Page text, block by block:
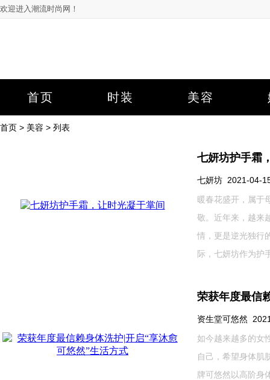
欢迎进入潮流时尚网！
首页 时装 美容
首页 > 美容 > 列表
七妍坊护手霜
七妍坊 2021-04-
暖春花盛开，属于
敬。近年来，越来
情，更是逆光独行
际，七妍坊作为护
荣获年度最信
资生堂可悠然
如今越来越多的女
自己，希望身体肌
牌可悠然以高阶身